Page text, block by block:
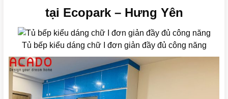
tại Ecopark – Hưng Yên
Tủ bếp kiểu dáng chữ I đơn giản đầy đủ công năng